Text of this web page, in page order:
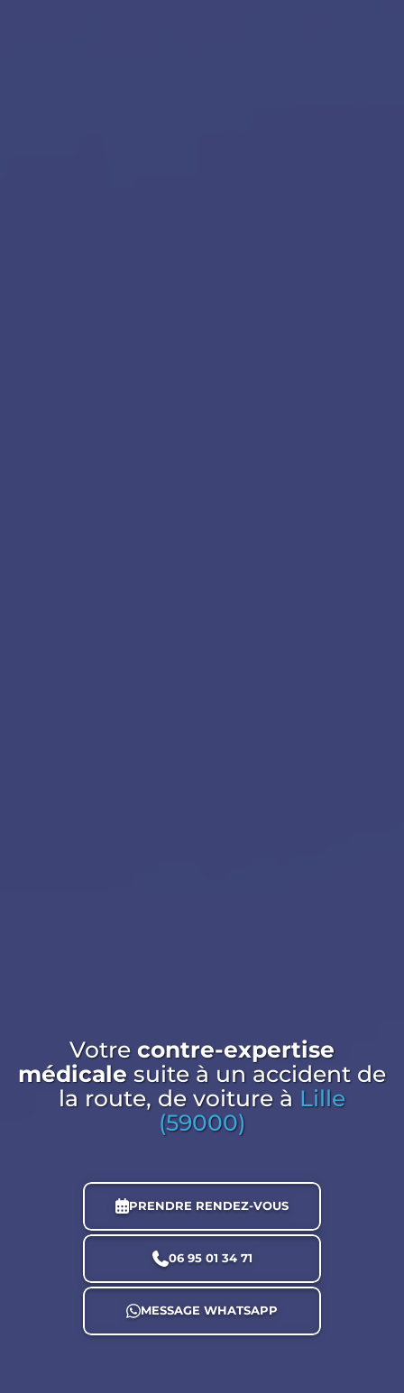
Votre contre-expertise
médicale suite à un accident de
la route, de voitureà Lille
(59000)
PRENDRE RENDEZ-VOUS
06 95 01 34 71
MESSAGE WHATSAPP